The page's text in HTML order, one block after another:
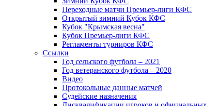
Переходные матчи Премьер-лиги КФС
Открытый зимний Кубок КФС
Кубок "Крымская весна"
Кубок Премьер-лиги КФС
Регламенты турниров КФС
Ссылки
Год сельского футбола – 2021
Год ветеранского футбола – 2020
Видео
Протокольные данные матчей
Судейские назначения